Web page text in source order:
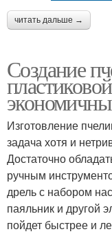
читать дальше →
Создание
Изготовление
задача хотя и
Достаточно
ручным
дрель с набором
паяльник и другой
пойдет быстрее и